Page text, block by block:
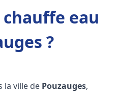
eau
?
la ville de Pouzauges,